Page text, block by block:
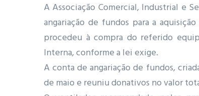
A Associação Comercial, Industrial e
angariação de fundos para a
procedeu à compra do referido
Interna, conforme a lei exige.
A conta de angariação de fundos,
de maio e reuniu donativos no valor